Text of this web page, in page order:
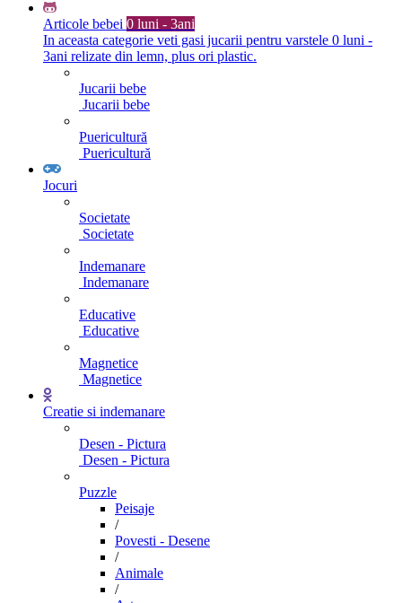
Articole bebei 0 luni - 3ani
In aceasta categorie veti gasi jucarii pentru varstele 0 luni -
3ani relizate din lemn, plus ori plastic.
Jucarii bebe
Jucarii bebe
Puericultură
Puericultură
Jocuri
Societate
Societate
Indemanare
Indemanare
Educative
Educative
Magnetice
Magnetice
Creatie si indemanare
Desen - Pictura
Desen - Pictura
Puzzle
Peisaje
/
Povesti - Desene
/
Animale
/